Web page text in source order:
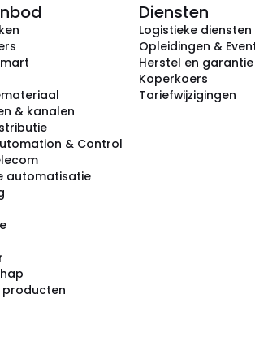
& kanalen
& Control
automatisatie
producten
Diensten
Logistieke diensten
Opleidingen &
Herstel en garantie
Koperkoers
Tariefwijzigingen